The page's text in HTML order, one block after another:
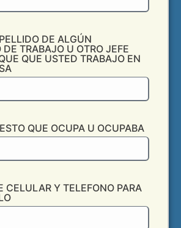
DE ALGÚN
DE TRABAJO U OTRO JEFE
QUE USTED TRABAJO EN
QUE OCUPA U OCUPABA
CELULAR Y TELEFONO PARA